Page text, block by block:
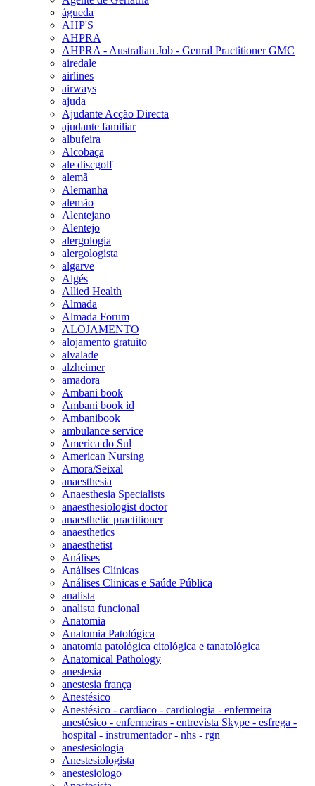
águeda
AHP'S
AHPRA
AHPRA - Australian Job - Genral Practitioner GMC
airedale
airlines
airways
ajuda
Ajudante Acção Directa
ajudante familiar
albufeira
Alcobaça
ale discgolf
alemã
Alemanha
alemão
Alentejano
Alentejo
alergologia
alergologista
algarve
Algés
Allied Health
Almada
Almada Forum
ALOJAMENTO
alojamento gratuito
alvalade
alzheimer
amadora
Ambani book
Ambani book id
Ambanibook
ambulance service
America do Sul
American Nursing
Amora/Seixal
anaesthesia
Anaesthesia Specialists
anaesthesiologist doctor
anaesthetic practitioner
anaesthetics
anaesthetist
Análises
Análises Clínicas
Análises Clinicas e Saúde Pública
analista
analista funcional
Anatomia
Anatomia Patológica
anatomia patológica citológica e tanatológica
Anatomical Pathology
anestesia
anestesia frança
Anestésico
Anestésico - cardiaco - cardiologia - enfermeira
anestésico - enfermeiras - entrevista Skype - esfrega -
hospital - instrumentador - nhs - rgn
anestesiologia
Anestesiologista
anestesiologo